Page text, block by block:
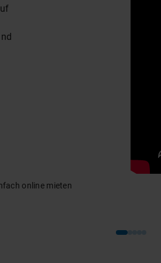
online mieten